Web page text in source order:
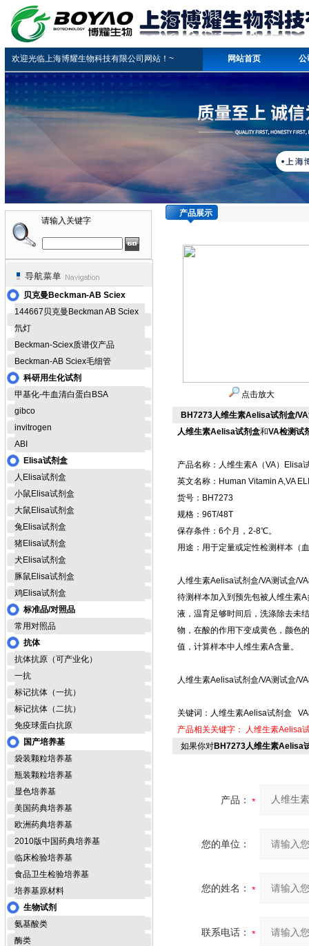
欢迎光临上海博耀生物科技有限公司网站！~ 网站首页 公
请输入关键字
贝克曼Beckman-AB Sciex
144667贝克曼Beckman AB Sciex
氘灯
Beckman-Sciex质谱仪产品
Beckman-AB Sciex毛细管
科研用生化试剂
甲基化-牛血清白蛋白BSA
gibco
invitrogen
ABI
Elisa试剂盒
人Elisa试剂盒
小鼠Elisa试剂盒
大鼠Elisa试剂盒
兔Elisa试剂盒
猪Elisa试剂盒
犬Elisa试剂盒
豚鼠Elisa试剂盒
鸡Elisa试剂盒
标准品/对照品
常用对照品
抗体
抗体抗原（可产业化）
一抗
标记抗体（一抗）
标记抗体（二抗）
免疫球蛋白抗原
国产培养基
袋装颗粒培养基
瓶装颗粒培养基
显色培养基
美国药典培养基
欧洲药典培养基
2010版中国药典培养基
临床检验培养基
食品卫生检验培养基
培养基原材料
生物试剂
氨基酸类
酶类
产品展示
点击放大
BH7273人维生素Aelisa试剂盒/
人维生素Aelisa试剂盒和VA检测试
产品名称：人维生素A（VA）Elisa
英文名称：Human Vitamin A,VA
货号：BH7273
规格：96T/48T
保存条件：6个月，2-8℃。
用途：用于定量或定性检测样本（
人维生素Aelisa试剂盒/VA测试盒/
待测样本加入到预先包被人维生素
液，温育足够时间后，洗涤除去未
物，在酸的作用下变成黄色，颜色
值，计算样本中人维生素A含量。
人维生素Aelisa试剂盒/VA测试盒/
关键词：人维生素Aelisa试剂盒
产品相关关键字：
人维生素Aelisa
如果你对BH7273人维生素Aelisa
产品：
您的单位：
您的姓名：
联系电话：